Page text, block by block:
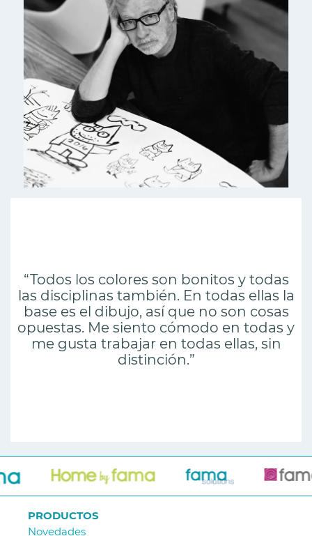
“Todos los colores son bonitos y todas
las disciplinas también. En todas ellas la
base es el dibujo, así que no son cosas
opuestas. Me siento cómodo en todas y
me gusta trabajar en todas ellas, sin
distinción.”
PRODUCTOS
Novedades